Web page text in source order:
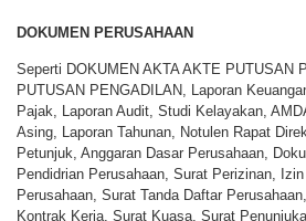
DOKUMEN PERUSAHAAN
Seperti DOKUMEN AKTA AKTE PUTUSAN
PUTUSAN PENGADILAN, Laporan
Pajak, Laporan Audit, Studi Kelayakan,
Asing, Laporan Tahunan, Notulen Rapat
Petunjuk, Anggaran Dasar Perusahaan,
Pendidrian Perusahaan, Surat Perizinan,
Perusahaan, Surat Tanda Daftar
Kontrak Kerja, Surat Kuasa, Surat